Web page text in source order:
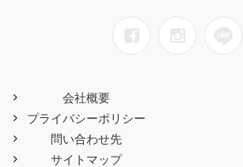
会社概要
プライバシーポリシー
問い合わせ先
サイトマップ